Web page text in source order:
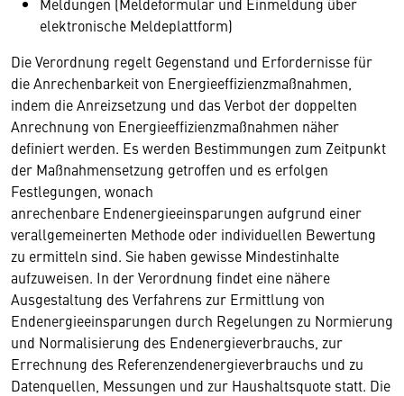
elektronische Meldeplattform)
Die Verordnung regelt Gegenstand und Erfordernisse für
die Anrechenbarkeit von Energieeffizienzmaßnahmen,
indem die Anreizsetzung und das Verbot der doppelten
Anrechnung von Energieeffizienzmaßnahmen näher
definiert werden. Es werden Bestimmungen zum Zeitpunkt
der Maßnahmensetzung getroffen und es erfolgen
Festlegungen, wonach
anrechenbare Endenergieeinsparungen aufgrund einer
verallgemeinerten Methode oder individuellen Bewertung
zu ermitteln sind. Sie haben gewisse Mindestinhalte
aufzuweisen. In der Verordnung findet eine nähere
Ausgestaltung des Verfahrens zur Ermittlung von
Endenergieeinsparungen durch Regelungen zu Normierung
und Normalisierung des Endenergieverbrauchs, zur
Errechnung des Referenzendenergieverbrauchs und zu
Datenquellen, Messungen und zur Haushaltsquote statt. Die